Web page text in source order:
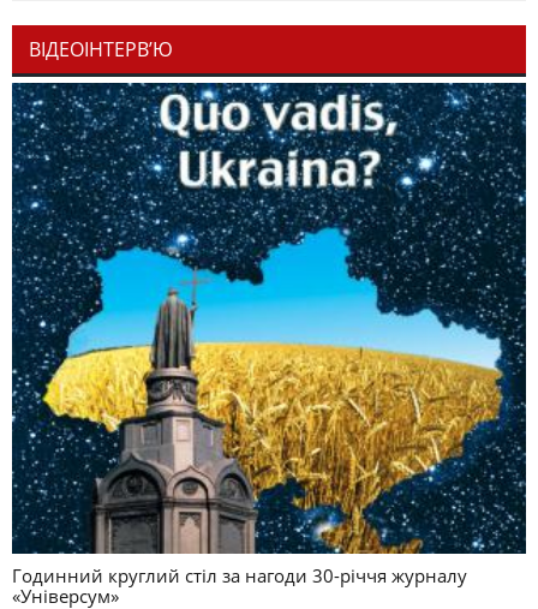
ВІДЕОІНТЕРВ’Ю
Годинний круглий стіл за нагоди 30-річчя журналу
«Універсум»